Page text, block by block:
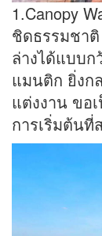
1.Canopy
ชิดธรรมชา
ล่างได้แบบก
แมนติก ยิ่งก
แต่งงาน ขอ
การเริ่มต้นที่